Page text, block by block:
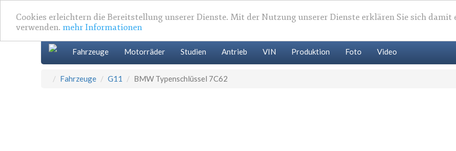
Cookies erleichtern die Bereitstellung unserer Dienste. Mit der Nutzung unserer Dienste erklären Sie sich damit
verwenden. mehr Informationen
Fahrzeuge Motorräder Studien Antrieb VIN Produktion Foto Video
Fahrzeuge G11 BMW Typenschlüssel 7C62